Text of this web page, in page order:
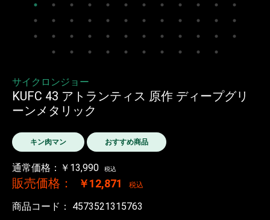
サイクロンジョー
KUFC 43 アトランティス 原作 ディープグリ
ーンメタリック
キン肉マン おすすめ商品
通常価格：￥13,990 税込
販売価格： ￥12,871 税込
商品コード： 4573521315763